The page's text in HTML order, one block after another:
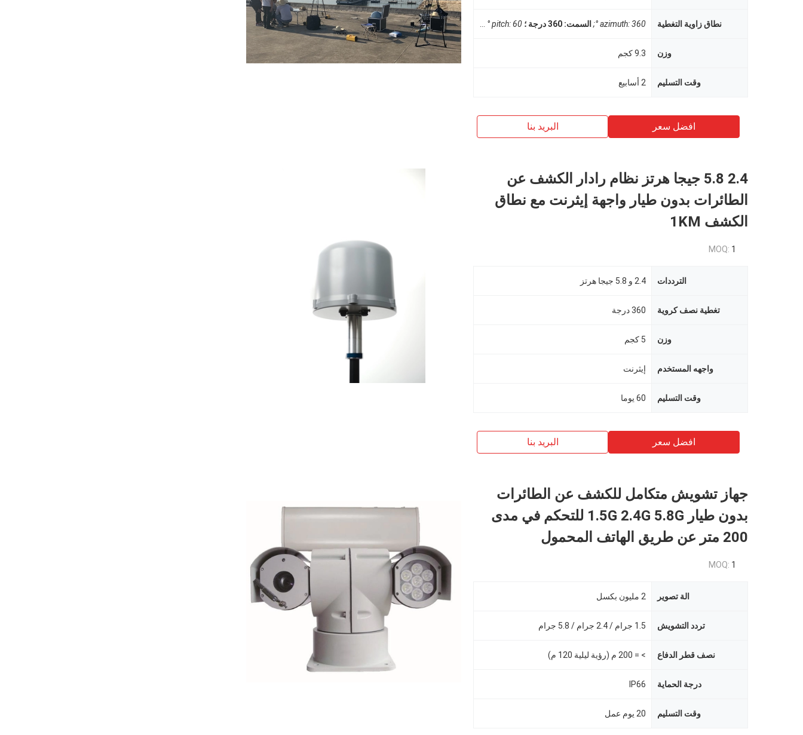
نطاق زاوية التغطية azimuth: 360 °; السمت: 360 درجة ؛ pitch: 60 ° الملعب: 60 درجة
وزن 9.3 كجم
وقت التسليم 2 أسابيع
افضل سعر البريد بنا
2.4 5.8 جيجا هرتز نظام رادار الكشف عن
الطائرات بدون طيار واجهة إيثرنت مع نطاق
الكشف 1KM
MOQ: 1
الترددات 2.4 و 5.8 جيجا هرتز
تغطية نصف كروية 360 درجة
وزن 5 كجم
واجهه المستخدم إيثرنت
وقت التسليم 60 يوما
افضل سعر البريد بنا
جهاز تشويش متكامل للكشف عن الطائرات
بدون طيار 1.5G 2.4G 5.8G للتحكم في مدى
200 متر عن طريق الهاتف المحمول
MOQ: 1
الة تصوير 2 مليون بكسل
تردد التشويش 1.5 جرام / 2.4 جرام / 5.8 جرام
نصف قطر الدفاع > = 200 م (رؤية ليلية 120 م)
درجة الحماية IP66
وقت التسليم 20 يوم عمل